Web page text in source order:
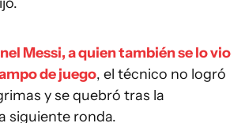
Messi, a quien también se lo vio
de juego, el técnico no logró
y se quebró tras la
siguiente ronda.